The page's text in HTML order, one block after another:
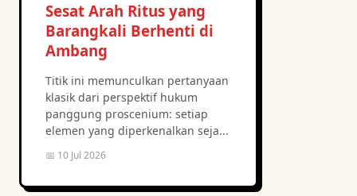
Sesat Arah Ritus yang
Barangkali Berhenti di
Ambang
Titik ini memunculkan pertanyaan
klasik dari perspektif hukum
panggung proscenium: setiap
elemen yang diperkenalkan seja...
📅 10 Jul 2026